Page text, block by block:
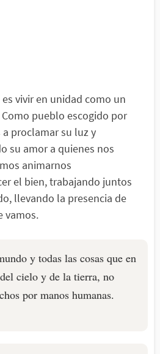
vivir en unidad como un
pueblo escogido por
proclamar su luz y
su amor a quienes nos
animarnos
el bien, trabajando juntos
llevando la presencia de
vamos.
y todas las cosas que en
cielo y de la tierra, no
por manos humanas.